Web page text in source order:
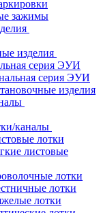
зажимы
изделия
серия ЭУИ
серия ЭУИ
изделия
каналы
лотки
листовые
лотки
лотки
лотки